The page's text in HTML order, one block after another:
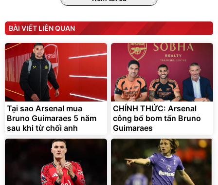
Bạt phủ xe ô tô cao cấp,
tráng nhôm 03 lớp
392.000đ
325.000đ
Đã bán nhiều
Xe đạp điện trợ lực G-
Force C14 gấp gọn bỏ cốp
tiện lợi
9.900.000đ
7.092.000đ
Đang xem nhiều
G-FORCE VIETNA
BÀI VIẾT LIÊN QUAN
Tại sao Arsenal mua
Bruno Guimaraes 5 năm
sau khi từ chối anh
CHÍNH THỨC: Arsenal
công bố bom tấn Bruno
Guimaraes